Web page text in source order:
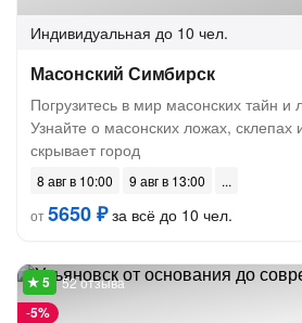
Индивидуальная до 10 чел.
Масонский Симбирск
Погрузитесь в мир масонских тайн и
Узнайте о масонских ложах, склепах
скрывает город
8 авг в 10:00
9 авг в 13:00
от5650 ₽за всё до 10 чел.
-5%
52 отзыва